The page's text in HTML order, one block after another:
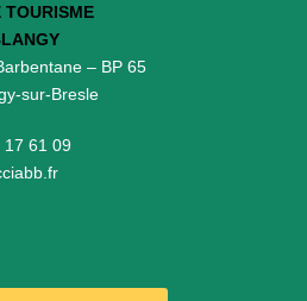
TOURISME
– BP 65
sur-Bresle
17 61 09